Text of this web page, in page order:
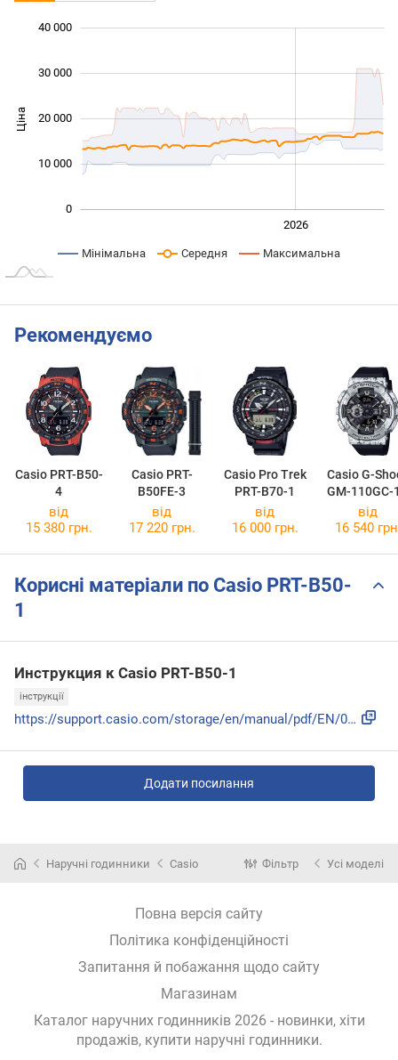
Ціна 10 000
0
10 000
20 000
30 000
40 000
2026
Мінімальна Середня Максимальна
Рекомендуємо
Casio PRT-B50-
4
Casio PRT-
B50FE-3
Casio Pro Trek
PRT-B70-1
Casio G-
GM-110GC-
від
15 380 грн.
від
17 220 грн.
від
16 000 грн.
від
16 540
Корисні матеріали по Casio PRT-B50-
1
Инструкция к Casio PRT-B50-1
інструкції
https://support.casio.com/storage/en/manual/pdf/EN/009/qw56...
Додати посилання
Наручні годинники Casio Фільтр Усі моделі
Повна версія сайту
Політика конфіденційності
Запитання й побажання щодо сайту
Магазинам
Каталог наручних годинників 2026 - новинки, хіти
продажів, купити наручні годинники.